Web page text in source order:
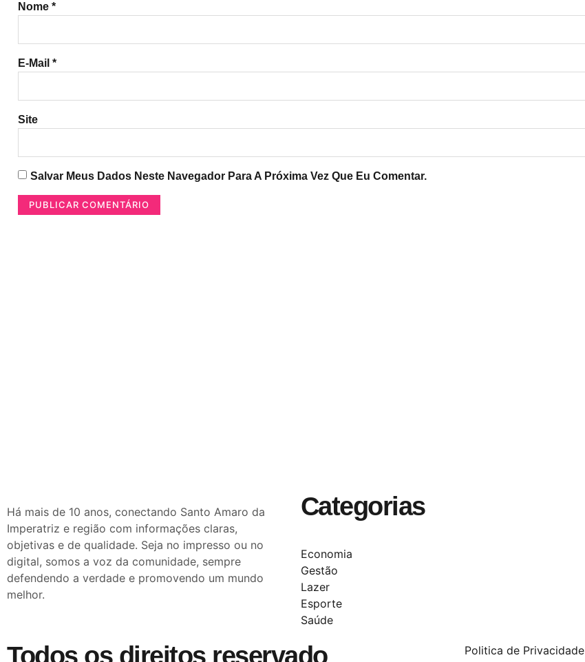
Nome *
E-Mail *
Site
Salvar Meus Dados Neste Navegador Para A Próxima Vez Que Eu Comentar.
Há mais de 10 anos, conectando Santo Amaro da
Imperatriz e região com informações claras,
objetivas e de qualidade. Seja no impresso ou no
digital, somos a voz da comunidade, sempre
defendendo a verdade e promovendo um mundo
melhor.
Categorias
Economia
Gestão
Lazer
Esporte
Saúde
Todos os direitos reservado Politica de Privacidade